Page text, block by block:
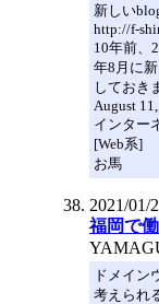
新しい
http://f-
10年前、
年8月に
しておき
August
インター
[Web系]
お馬
2021/01/
福岡で
ドメイン
考えられ